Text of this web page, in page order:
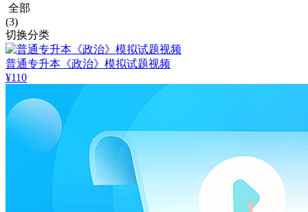
全部
(3)
切换分类
普通专升本《政治》模拟试题视频
¥110